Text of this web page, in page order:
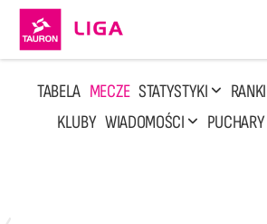
TABELA MECZE STATYSTYKI
KLUBY WIADOMOŚCI PUCHARY